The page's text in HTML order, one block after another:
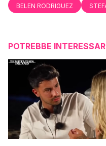
BELEN RODRIGUEZ
POTREBBE